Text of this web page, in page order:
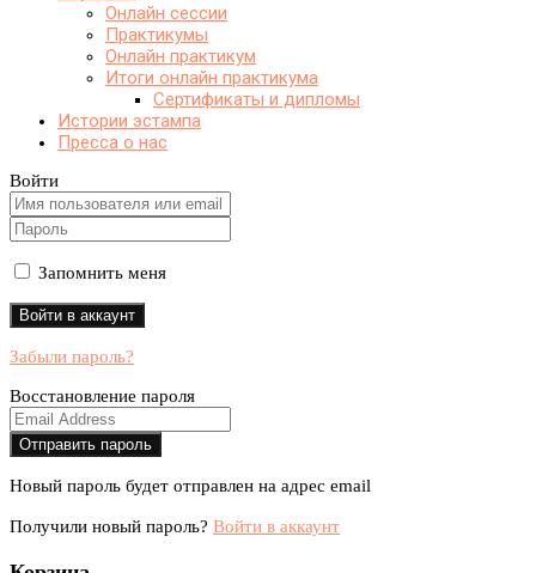
Онлайн сессии
Практикумы
Онлайн практикум
Итоги онлайн практикума
Сертификаты и дипломы
Истории эстампа
Пресса о нас
Войти
Запомнить меня
Забыли пароль?
Восстановление пароля
Новый пароль будет отправлен на адрес email
Получили новый пароль? Войти в аккаунт